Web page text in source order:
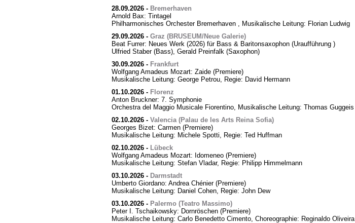
28.09.2026- Bremerhaven
Arnold Bax: Tintagel
Philharmonisches Orchester Bremerhaven , Musikalische Leitung: Florian Ludwig
29.09.2026- Graz (BRUSEUM/Neue Galerie)
Beat Furrer: Neues Werk (2026) für Bass & Baritonsaxophon (Uraufführung )
Ulfried Staber (Bass), Gerald Preinfalk (Saxophon)
30.09.2026- Frankfurt
Wolfgang Amadeus Mozart: Zaide (Premiere)
Musikalische Leitung: George Petrou, Regie: David Hermann
01.10.2026- Florenz
Anton Bruckner: 7. Symphonie
Orchestra del Maggio Musicale Fiorentino, Musikalische Leitung: Thomas Guggeis
02.10.2026- Valencia (Palau de les Arts Reina Sofia)
Georges Bizet: Carmen (Premiere)
Musikalische Leitung: Michele Spotti, Regie: Ted Huffman
02.10.2026- Lübeck
Wolfgang Amadeus Mozart: Idomeneo (Premiere)
Musikalische Leitung: Stefan Vladar, Regie: Philipp Himmelmann
03.10.2026- Darmstadt
Umberto Giordano: Andrea Chénier (Premiere)
Musikalische Leitung: Daniel Cohen, Regie: John Dew
03.10.2026- Palermo (Teatro Massimo)
Peter I. Tschaikowsky: Dornröschen (Premiere)
Musikalische Leitung: Carlo Benedetto Cimento, Choreographie: Reginaldo Oliveira